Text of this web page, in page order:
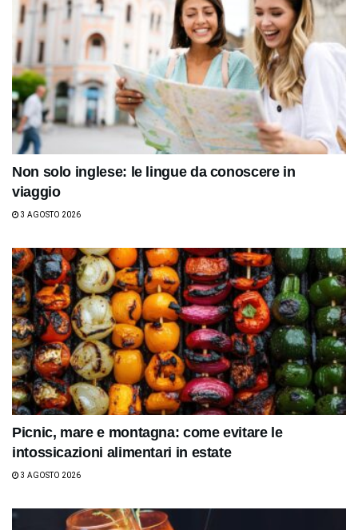
Non solo inglese: le lingue da conoscere in
viaggio
3 AGOSTO 2026
Picnic, mare e montagna: come evitare le
intossicazioni alimentari in estate
3 AGOSTO 2026